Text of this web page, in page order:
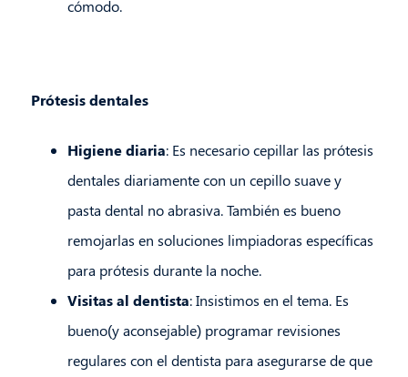
cómodo.
Prótesis dentales
Higiene diaria: Es necesario cepillar las prótesis
dentales diariamente con un cepillo suave y
pasta dental no abrasiva. También es bueno
remojarlas en soluciones limpiadoras específicas
para prótesis durante la noche.
Visitas al dentista: Insistimos en el tema. Es
bueno(y aconsejable) programar revisiones
regulares con el dentista para asegurarse de que